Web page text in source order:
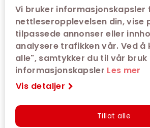
Vi bruker
nettleseropplevelsen din, vise
tilpassede annonser eller
analysere trafikken vår. Ved å
alle", samtykker du til vår bruk
informasjonskapsler Les mer
Vis detaljer
Tillat alle